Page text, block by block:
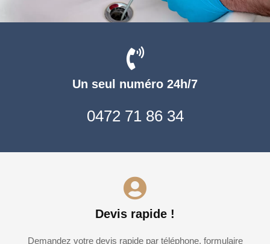
Un seul numéro 24h/7
0472 71 86 34
Devis rapide !
Demandez votre devis rapide par téléphone, formulaire